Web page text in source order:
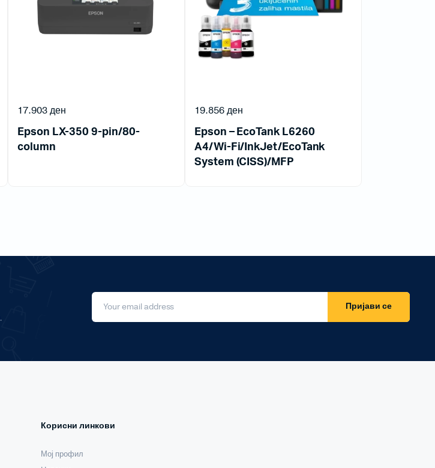
Epson LX-350 9-pin/80-
column
17.903ден
Epson – EcoTank L6260
A4/Wi-Fi/InkJet/EcoTank
System (CISS)/MFP
19.856ден
.
Пријави се
Корисни линкови
Мој профил